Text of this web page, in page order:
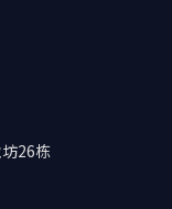
26栋